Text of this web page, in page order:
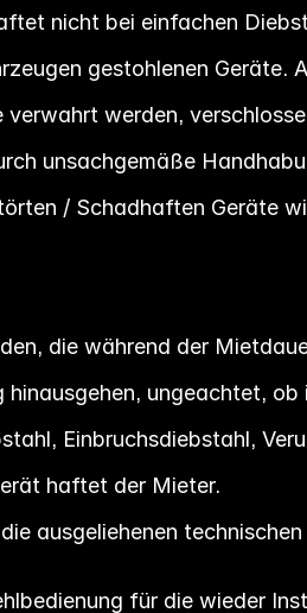
nicht bei einfachen
gestohlenen Geräte.
verwahrt werden,
unsachgemäße
/ Schadhaften Geräte
die während der
hinausgehen, ungeachtet,
Einbruchsdiebstahl,
haftet der Mieter.
ausgeliehenen
für die wieder